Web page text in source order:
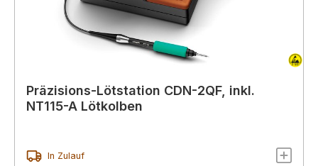
Präzisions-Lötstation CDN-2QF, inkl.
NT115-A Lötkolben
In Zulauf